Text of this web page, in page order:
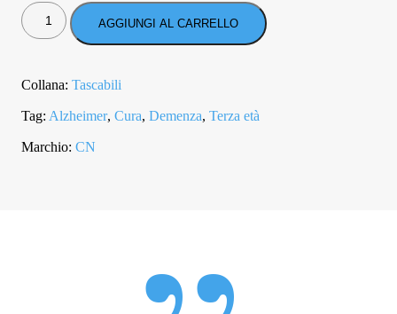
PREVENIRE
L'ALZHEIMER
(E
QUANTITÀ
AGGIUNGI AL CARRELLO
Collana: Tascabili
Tag: Alzheimer, Cura, Demenza, Terza età
Marchio: CN